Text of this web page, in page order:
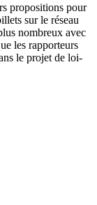
propositions pour
sur le réseau
nombreux avec
les rapporteurs
le projet de loi-